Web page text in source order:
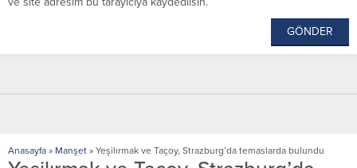
Anasayfa » Manşet » Yeşilırmak ve Taçoy, Strazburg’da temaslarda bulundu